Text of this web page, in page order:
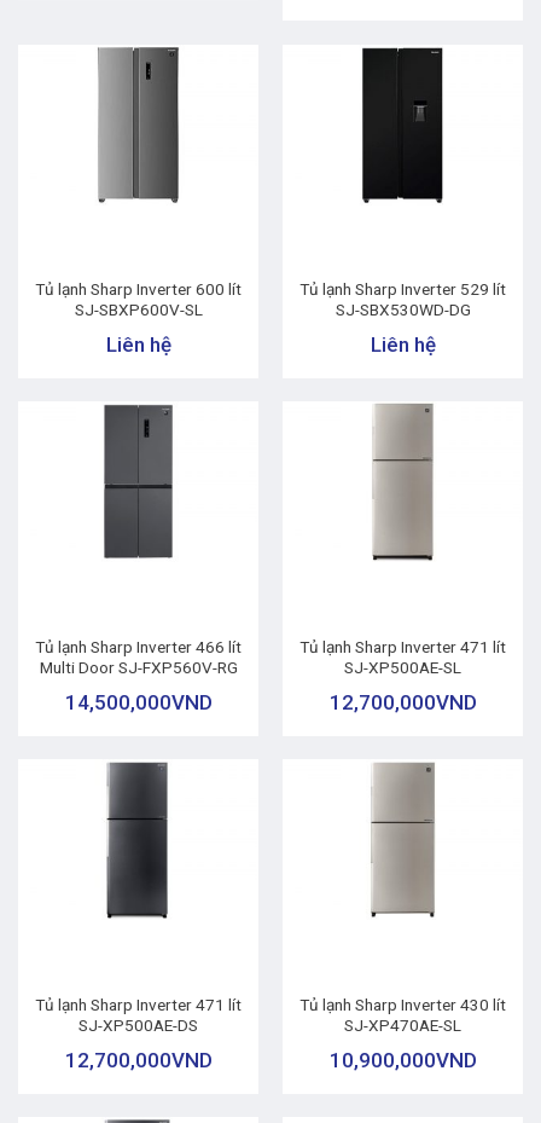
Tủ lạnh Sharp Inverter 600 lít
SJ-SBXP600V-SL
Liên hệ
Tủ lạnh Sharp Inverter 529 lít
SJ-SBX530WD-DG
Liên hệ
Tủ lạnh Sharp Inverter 466 lít
Multi Door SJ-FXP560V-RG
14,500,000VND
Tủ lạnh Sharp Inverter 471 lít
SJ-XP500AE-SL
12,700,000VND
Tủ lạnh Sharp Inverter 471 lít
SJ-XP500AE-DS
12,700,000VND
Tủ lạnh Sharp Inverter 430 lít
SJ-XP470AE-SL
10,900,000VND